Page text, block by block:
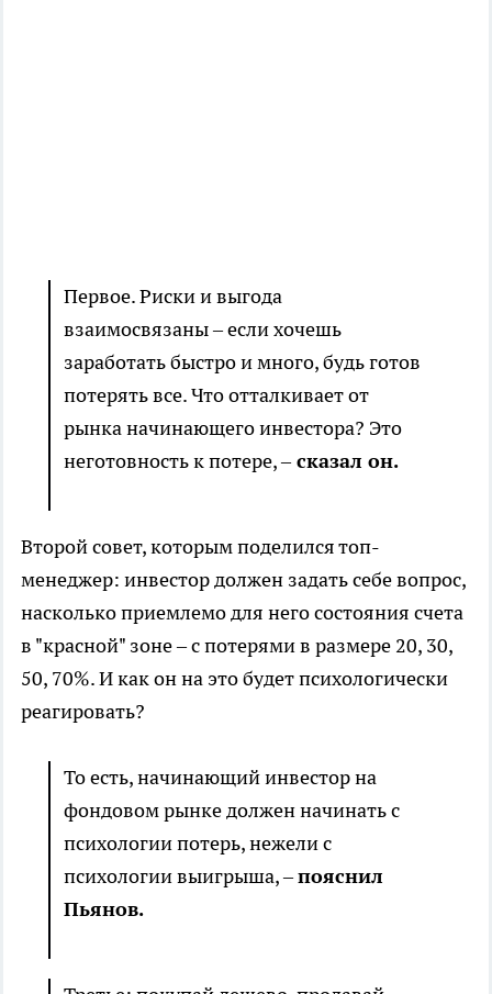
Первое. Риски и выгода
взаимосвязаны – если хочешь
заработать быстро и много, будь готов
потерять все. Что отталкивает от
рынка начинающего инвестора? Это
неготовность к потере, –сказал он.
Второй совет, которым поделился топ-
менеджер: инвестор должен задать себе вопрос,
насколько приемлемо для него состояния счета
в "красной" зоне – с потерями в размере 20, 30,
50, 70%. И как он на это будет психологически
реагировать?
То есть, начинающий инвестор на
фондовом рынке должен начинать с
психологии потерь, нежели с
психологии выигрыша, –пояснил
Пьянов.